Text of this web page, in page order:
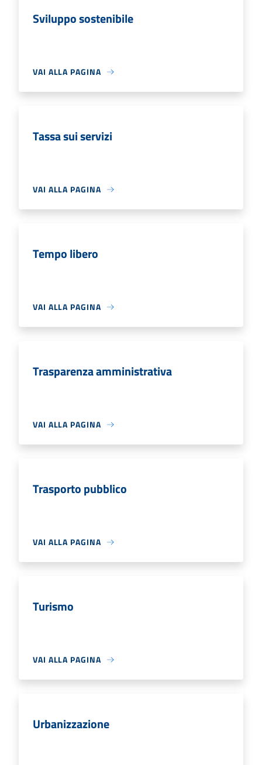
Sviluppo sostenibile
VAI ALLA PAGINA
Tassa sui servizi
VAI ALLA PAGINA
Tempo libero
VAI ALLA PAGINA
Trasparenza amministrativa
VAI ALLA PAGINA
Trasporto pubblico
VAI ALLA PAGINA
Turismo
VAI ALLA PAGINA
Urbanizzazione